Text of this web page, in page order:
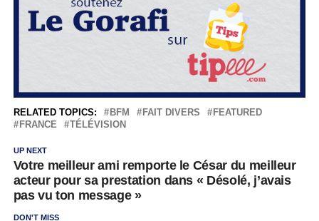
RELATED TOPICS: BFM FAIT DIVERS
FEATURED
FRANCE
TÉLÉVISION
UP NEXT
Votre meilleur ami remporte le César du meilleur
acteur pour sa prestation dans « Désolé, j’avais
pas vu ton message »
DON'T MISS